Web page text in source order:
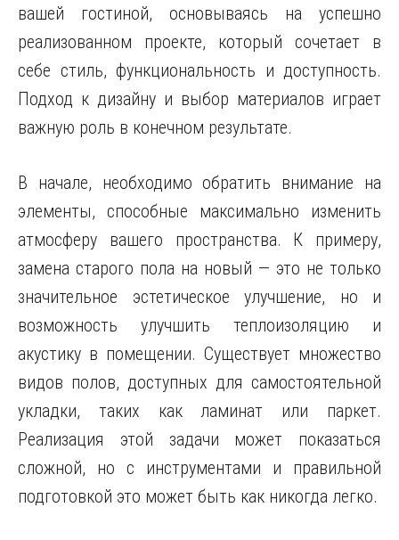
вашей гостиной, основываясь на успешно
реализованном проекте, который сочетает в
себе стиль, функциональность и доступность.
Подход к дизайну и выбор материалов играет
важную роль в конечном результате.
В начале, необходимо обратить внимание на
элементы, способные максимально изменить
атмосферу вашего пространства. К примеру,
замена старого пола на новый — это не только
значительное эстетическое улучшение, но и
возможность улучшить теплоизоляцию и
акустику в помещении. Существует множество
видов полов, доступных для самостоятельной
укладки, таких как ламинат или паркет.
Реализация этой задачи может показаться
сложной, но с инструментами и правильной
подготовкой это может быть как никогда легко.